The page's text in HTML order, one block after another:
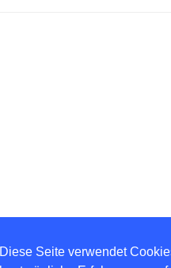
Diese Seite verwendet